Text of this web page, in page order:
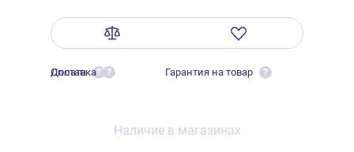
Оплата ?
Доставка ? Гарантия на товар ?
Наличие в магазинах